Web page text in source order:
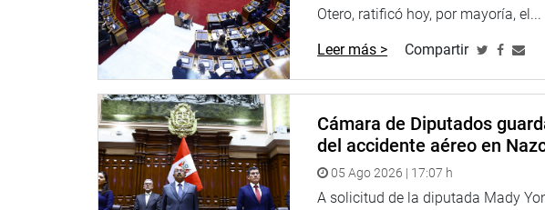
PRENSA CONGRESO
Puede encontrar más información en nuestra página web y redes
www.congreso.gob.pe
Facebook: www.facebook.com/congresoperu
Twitter: www.twitter.com/congresoperu
Youtube: www.youtube.com/congresoperu
Soundcloud: www.soundcloud.com/radiocongreso
Otero, ratificó hoy, por mayoría, el...
Leer más > Compartir
Cámara de Diputados
del accidente aéreo en
05 Ago 2026 | 17:07 h
A solicitud de la diputada Mady